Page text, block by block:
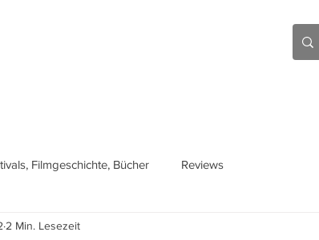
Filmgeschichte, Bücher Reviews
2 Min. Lesezeit